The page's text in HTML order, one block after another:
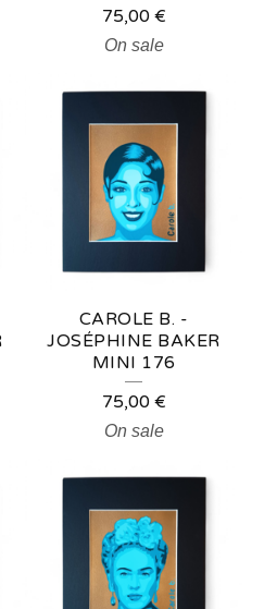
75,00 €
On sale
CAROLE B. -
JOSÉPHINE BAKER
MINI 176
75,00 €
On sale